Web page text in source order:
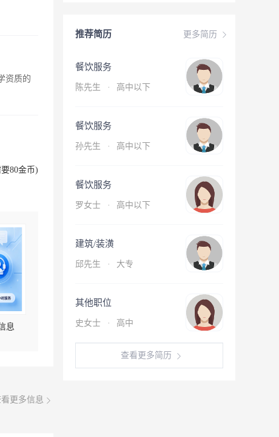
资质的
80金币)
息
看更多信息
更多简历
推荐简历
餐饮服务
陈先生 · 高中以下
餐饮服务
孙先生 · 高中以下
餐饮服务
罗女士 · 高中以下
建筑/装潢
邱先生 · 大专
其他职位
史女士 · 高中
查看更多简历